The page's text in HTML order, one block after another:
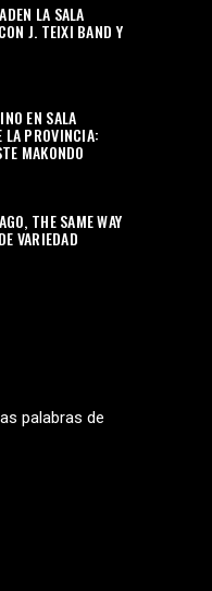
LA SALA
J. TEIXI BAND Y
EN SALA
LA PROVINCIA:
MAKONDO
THE SAME WAY
VARIEDAD
palabras de